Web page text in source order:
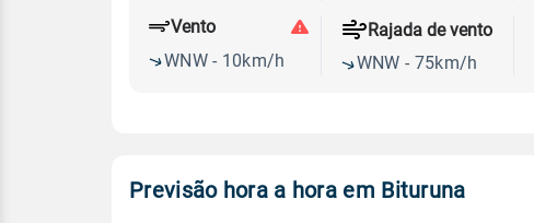
Vento
WNW - 10km/h
Rajada de vento
WNW - 75km/h
Previsão hora a hora em Bituruna